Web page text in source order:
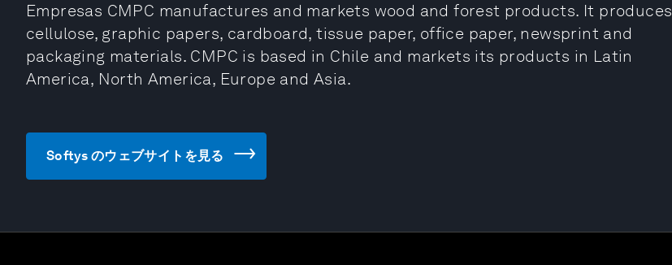
Empresas CMPC manufactures and markets wood and forest products. It produces
cellulose, graphic papers, cardboard, tissue paper, office paper, newsprint and
packaging materials. CMPC is based in Chile and markets its products in Latin
America, North America, Europe and Asia.
Softys のウェブサイトを見る